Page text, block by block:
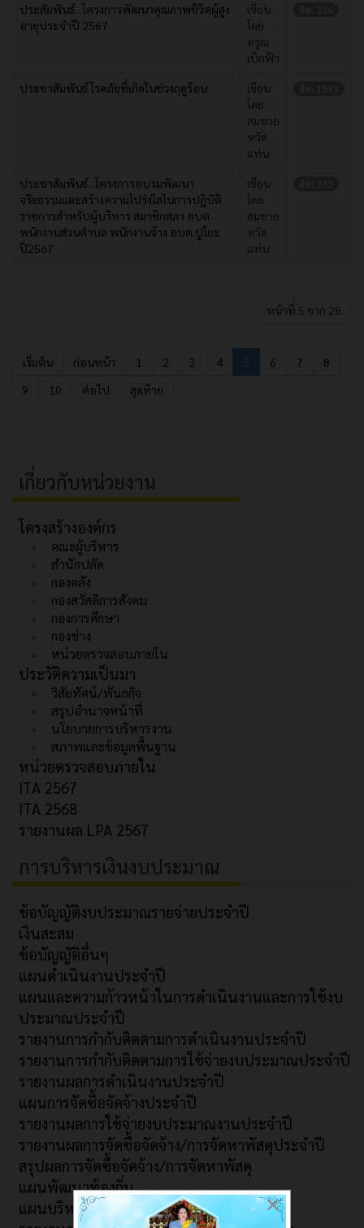
ประสัมพันธ์...โครงการพัฒนาคุณภาพชีวิตผู้สูง
อายุประจำปี 2567
เขียน
โดย
อรุณ
เบิกฟ้า
ประชาสัมพันธ์ โรคภัยที่เกิดในช่วงฤดูร้อน
เขียน
โดย
สมชาย
หวัด
แท่น
ประชาสัมพันธ์...โครงการอบรมพัฒนา
จริยธรรมและสร้างความโปร่งใสในการปฏิบัติ
ราชการสำหรับผู้บริหาร สมาชิกสภา อบต.
พนักงานส่วนตำบล พนักงานจ้าง อบต.ปูโยะ
ปี2567
เขียน
โดย
สมชาย
หวัด
แท่น
หน้าที่ 5 จาก 28
เริ่มต้น ก่อนหน้า 1 2 3 4 5 6 7
8
9
10 ต่อไป สุดท้าย
เกี่ยวกับหน่วยงาน
โครงสร้างองค์กร
คณะผู้บริหาร
สำนักปลัด
กองคลัง
กองสวัสดิการสังคม
กองการศึกษา
กองช่าง
หน่วยตรวจสอบภายใน
ประวัติความเป็นมา
วิสัยทัศน์/พันธกิจ
สรุปอำนาจหน้าที่
นโยบายการบริหารงาน
สภาพและข้อมูลพื้นฐาน
หน่วยตรวจสอบภายใน
ITA 2567
ITA 2568
รายงานผล LPA 2567
การบริหารเงินงบประมาณ
ข้อบัญญัติงบประมาณรายจ่ายประจำปี
เงินสะสม
ข้อบัญญัติอื่นๆ
แผนดำเนินงานประจำปี
แผนและความก้าวหน้าในการดำเนินงานและการใช้งบ
ประมาณประจำปี
รายงานการกำกับติดตามการดำเนินงานประจำปี
รายงานการกำกับติดตามการใช้จ่ายงบประมาณประจำปี
รายงานผลการดำเนินงานประจำปี
แผนการจัดซื้อจัดจ้างประจำปี
รายงานผลการใช้จ่ายงบประมาณงานประจำปี
รายงานผลการจัดซื้อจัดจ้าง/การจัดหาพัสดุประจำปี
สรุปผลการจัดซื้อจัดจ้าง/การจัดหาพัสดุ
แผนพัฒนาท้องถิ่น
แผนบริหารความต่อเนื่อง
×